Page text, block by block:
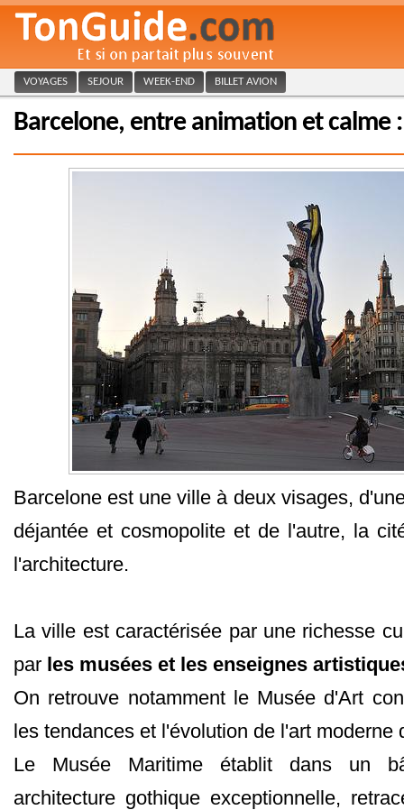
VOYAGES SEJOUR WEEK-END BILLET AVION
Barcelone, entre animation et calme :
Barcelone est une ville à deux visages,
déjantée et cosmopolite et de l'autre, la
l'architecture.
La ville est caractérisée par une richesse
par les musées et les enseignes
On retrouve notamment le Musée d'Art
les tendances et l'évolution de l'art moderne
Le Musée Maritime établit dans un
architecture gothique exceptionnelle,